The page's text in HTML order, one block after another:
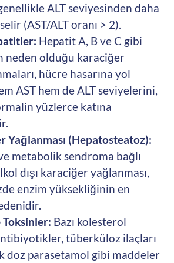
ALT seviyesinden daha
(AST/ALT oranı > 2).
Hepatit A, B ve C gibi
neden olduğu karaciğer
hücre hasarına yol
AST hem de ALT seviyelerini,
yüzlerce katına
Yağlanması (Hepatosteatoz):
metabolik sendroma bağlı
dışı karaciğer yağlanması,
enzim yüksekliğinin en
Bazı kolesterol
tüberküloz ilaçları
doz parasetamol gibi maddeler